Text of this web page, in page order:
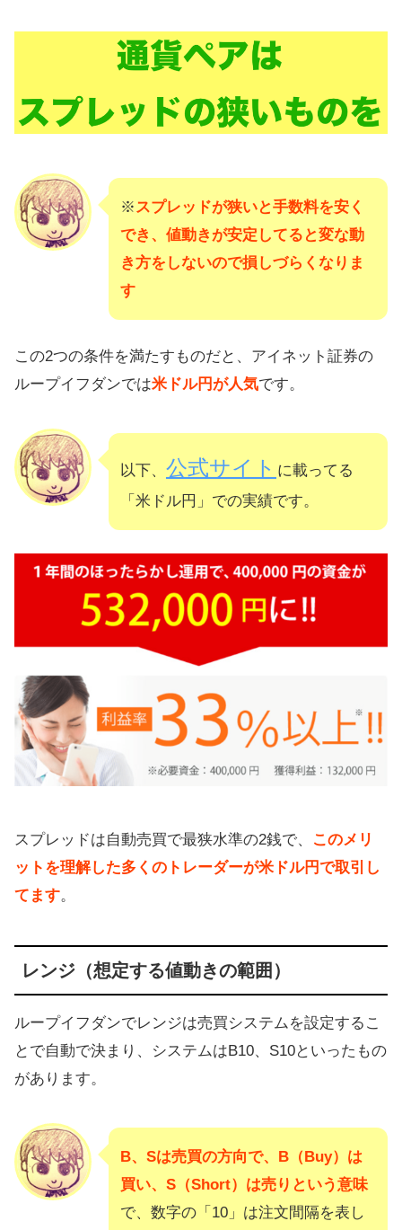
※スプレッドが狭いと手数料を安く
でき、値動きが安定してると変な動
き方をしないので損しづらくなりま
す
この2つの条件を満たすものだと、アイネット証券の
ループイフダンでは米ドル円が人気です。
以下、 公式サイト に載ってる
「米ドル円」での実績です。
スプレッドは自動売買で最狭水準の2銭で、
このメリ
ットを理解した多くのトレーダーが米ドル円で取引し
てます。
レンジ（想定する値動きの範囲）
ループイフダンでレンジは売買システムを設定するこ
とで自動で決まり、システムはB10、S10といったもの
があります。
B、Sは売買の方向で、B（Buy）は
買い、S（Short）は売りという意味
で、数字の「10」は注文間隔を表し